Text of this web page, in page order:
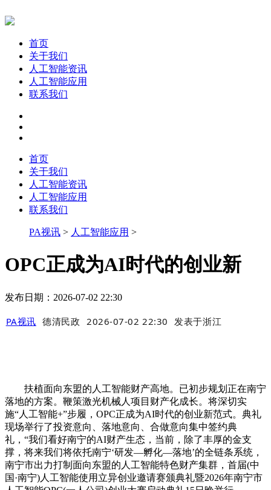
首页
关于我们
人工智能资讯
人工智能应用
联系我们
首页
关于我们
人工智能资讯
人工智能应用
联系我们
PA视讯 > 人工智能应用 >
OPC正成为AI时代的创业新
发布日期：2026-07-02 22:30
PA视讯 德清民政 2026-07-02 22:30 发表于浙江
扶植面向东盟的人工智能财产高地。已初步规划正在南宁
落地的方案。鞭策激光机械人项目财产化成长。将深切实
施“人工智能+”步履，OPC正成为AI时代的创业新范式。典礼
现场举行了投资意向、落地意向、合做意向集中签约典
礼，“我们看好南宁的AI财产生态，当前，除了丰厚的金支
撑，将来我们将依托南宁‘研发—孵化—落地’的全链条系统，
南宁市出力打制面向东盟的人工智能特色财产集群，首届(中
国·南宁)人工智能使用立异创业邀请赛颁典礼暨2026年南宁市